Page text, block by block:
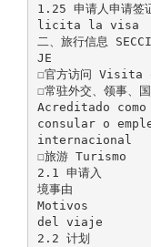
1.25 申请人申请签
licita la visa
二、旅行信息
JE
☐官方访问
☐常驻外交、领事、
Acreditado
consular o
internacional
☐旅游 Turismo
2.1 申请入
境事由
Motivos
del viaje
2.2 计划